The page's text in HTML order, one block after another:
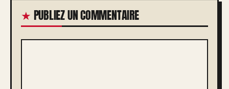
PUBLIEZ UN COMMENTAIRE
COMMENTAIRE